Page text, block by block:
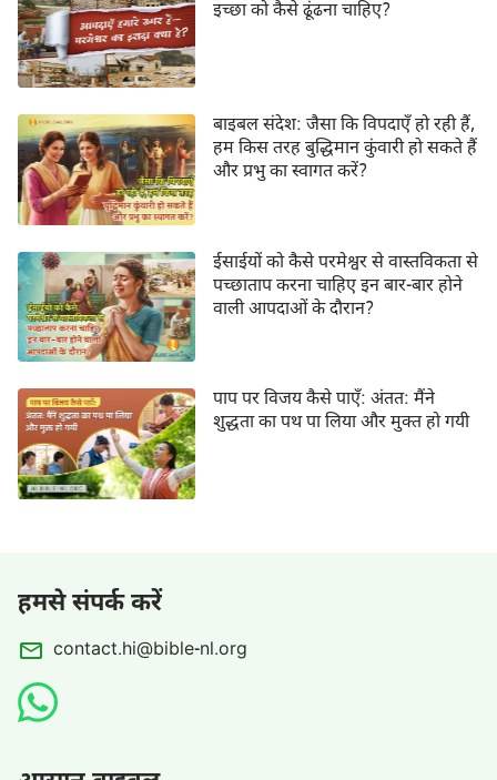
इच्छा को कैसे ढूंढना चाहिए?
बाइबल संदेश: जैसा कि विपदाएँ हो रही हैं,
हम किस तरह बुद्धिमान कुंवारी हो सकते हैं
और प्रभु का स्वागत करें?
ईसाईयों को कैसे परमेश्वर से वास्तविकता से
पच्छाताप करना चाहिए इन बार-बार होने
वाली आपदाओं के दौरान?
पाप पर विजय कैसे पाएँ: अंतत: मैंने
शुद्धता का पथ पा लिया और मुक्त हो गयी
हमसे संपर्क करें
contact.hi@bible-nl.org